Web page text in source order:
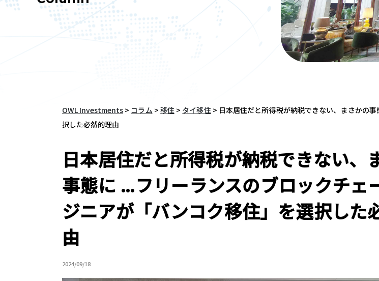
OWL Investments > コラム > 移住 > タイ移住> 日本居住だと所得税が納税できない、まさかの
択した必然的理由
日本居住だと所得税が納税できない、
事態に …フリーランスのブロックチェ
ジニアが「バンコク移住」を選択した
由
2024/09/18